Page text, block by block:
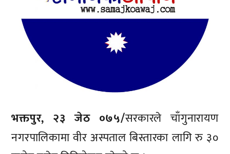
भक्तपुर, २३ जेठ ०७५/सरकारले चाँगुनारायण
नगरपालिकामा वीर अस्पताल बिस्तारका लागि रु ३०